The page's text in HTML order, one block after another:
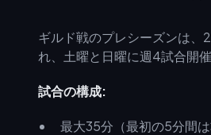
ギルド戦のプレシーズンは
れ、土曜と日曜に週4試合開催
試合の構成:
最大35分（最初の5分間は